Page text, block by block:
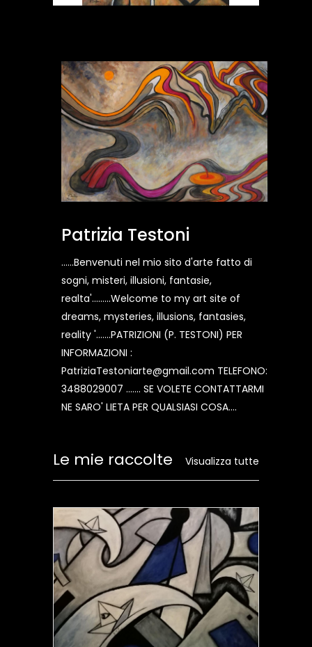
Patrizia Testoni
......Benvenuti nel mio sito d'arte fatto di
sogni, misteri, illusioni, fantasie,
realta'.........Welcome to my art site of
dreams, mysteries, illusions, fantasies,
reality '.......PATRIZIONI (P. TESTONI) PER
INFORMAZIONI :
PatriziaTestoniarte@gmail.com TELEFONO:
3488029007 ....... SE VOLETE CONTATTARMI
NE SARO' LIETA PER QUALSIASI COSA....
Visualizza tutte
Le mie raccolte